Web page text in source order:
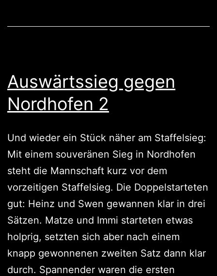
Auswärtssieg gegen
Nordhofen 2
Und wieder ein Stück näher am Staffelsieg:
Mit einem souveränen Sieg in Nordhofen
steht die Mannschaft kurz vor dem
vorzeitigen Staffelsieg. Die Doppelstarteten
gut: Heinz und Swen gewannen klar in drei
Sätzen. Matze und Immi starteten etwas
holprig, setzten sich aber nach einem
knapp gewonnenen zweiten Satz dann klar
durch. Spannender waren die ersten